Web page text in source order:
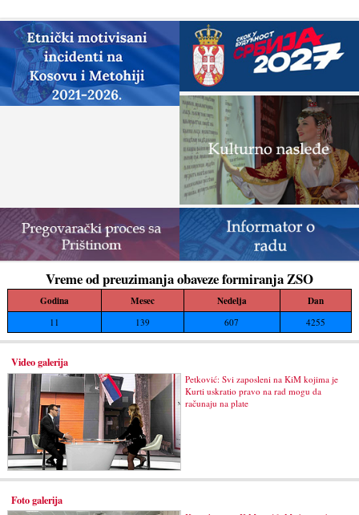
građevinskih...
Vreme od preuzimanja obaveze formiranja ZSO
Godina Mesec Nedelja Dan
11 139 607 4255
Video galerija
Petković: Svi zaposleni na KiM kojima je
Kurti uskratio pravo na rad mogu da
računaju na plate
Foto galerija